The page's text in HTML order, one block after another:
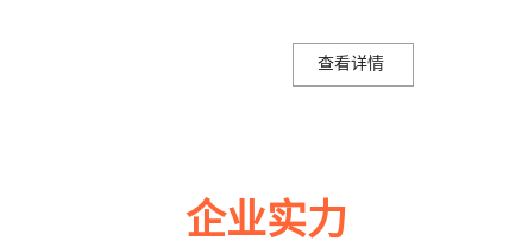
查看详情
企业实力